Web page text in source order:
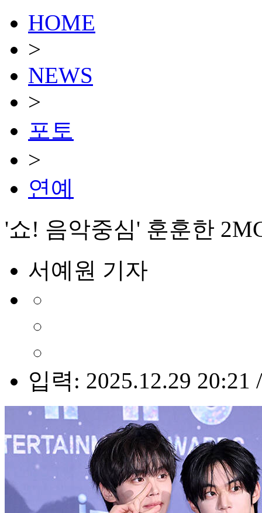
HOME
>
NEWS
>
포토
>
연예
'쇼! 음악중심' 훈훈한
서예원 기자
입력: 2025.12.29 20:21